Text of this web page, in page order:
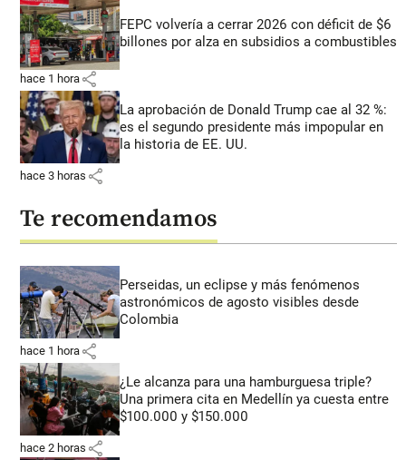
FEPC volvería a cerrar 2026 con déficit de $6
billones por alza en subsidios a combustibles
hace 1 hora share
La aprobación de Donald Trump cae al 32 %:
es el segundo presidente más impopular en
la historia de EE. UU.
hace 3 horas share
Te recomendamos
Perseidas, un eclipse y más fenómenos
astronómicos de agosto visibles desde
Colombia
hace 1 hora share
¿Le alcanza para una hamburguesa triple?
Una primera cita en Medellín ya cuesta entre
$100.000 y $150.000
hace 2 horas share